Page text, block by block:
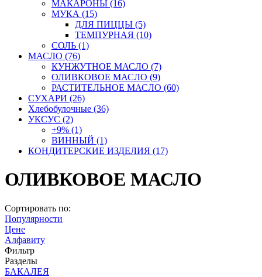
МАКАРОНЫ (16)
МУКА (15)
ДЛЯ ПИЦЦЫ (5)
ТЕМПУРНАЯ (10)
СОЛЬ (1)
МАСЛО (76)
КУНЖУТНОЕ МАСЛО (7)
ОЛИВКОВОЕ МАСЛО (9)
РАСТИТЕЛЬНОЕ МАСЛО (60)
СУХАРИ (26)
Хлебобулочные (36)
УКСУС (2)
+9% (1)
ВИННЫЙ (1)
КОНДИТЕРСКИЕ ИЗДЕЛИЯ (17)
ОЛИВКОВОЕ МАСЛО
Сортировать по:
Популярности
Цене
Алфавиту
Фильтр
Разделы
БАКАЛЕЯ